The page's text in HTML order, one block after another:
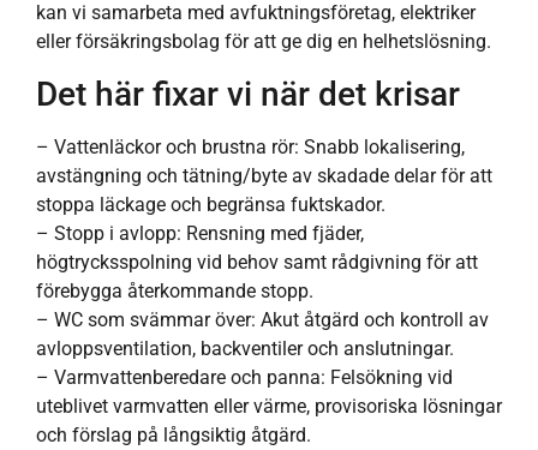
kan vi samarbeta med avfuktningsföretag, elektriker
eller försäkringsbolag för att ge dig en helhetslösning.
Det här fixar vi när det krisar
– Vattenläckor och brustna rör: Snabb lokalisering,
avstängning och tätning/byte av skadade delar för att
stoppa läckage och begränsa fuktskador.
– Stopp i avlopp: Rensning med fjäder,
högtrycksspolning vid behov samt rådgivning för att
förebygga återkommande stopp.
– WC som svämmar över: Akut åtgärd och kontroll av
avloppsventilation, backventiler och anslutningar.
– Varmvattenberedare och panna: Felsökning vid
uteblivet varmvatten eller värme, provisoriska lösningar
och förslag på långsiktig åtgärd.